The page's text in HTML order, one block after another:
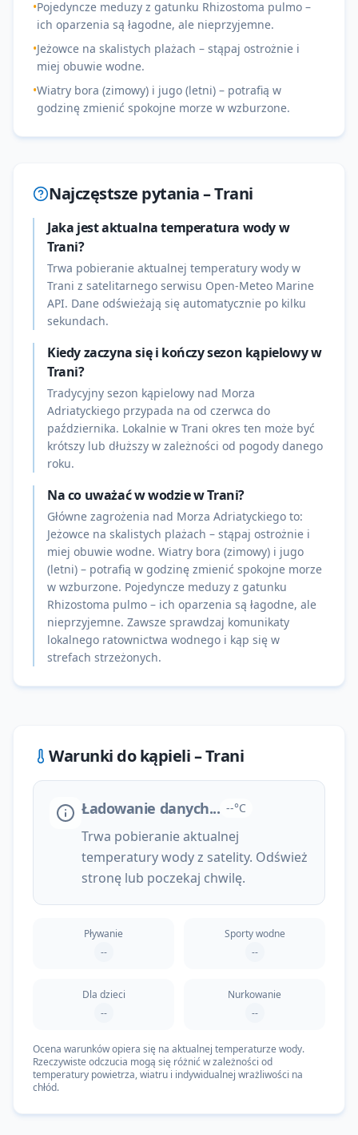
•Pojedyncze meduzy z gatunku Rhizostoma pulmo –
ich oparzenia są łagodne, ale nieprzyjemne.
•Jeżowce na skalistych plażach – stąpaj ostrożnie i
miej obuwie wodne.
•Wiatry bora (zimowy) i jugo (letni) – potrafią w
godzinę zmienić spokojne morze w wzburzone.
Najczęstsze pytania –Trani
Jaka jest aktualna temperatura wody w
Trani?
Trwa pobieranie aktualnej temperatury wody w
Trani z satelitarnego serwisu Open-Meteo Marine
API. Dane odświeżają się automatycznie po kilku
sekundach.
Kiedy zaczyna się i kończy sezon kąpielowy w
Trani?
Tradycyjny sezon kąpielowy nad Morza
Adriatyckiego przypada na od czerwca do
października. Lokalnie w Trani okres ten może być
krótszy lub dłuższy w zależności od pogody danego
roku.
Na co uważać w wodzie w Trani?
Główne zagrożenia nad Morza Adriatyckiego to:
Jeżowce na skalistych plażach – stąpaj ostrożnie i
miej obuwie wodne. Wiatry bora (zimowy) i jugo
(letni) – potrafią w godzinę zmienić spokojne morze
w wzburzone. Pojedyncze meduzy z gatunku
Rhizostoma pulmo – ich oparzenia są łagodne, ale
nieprzyjemne. Zawsze sprawdzaj komunikaty
lokalnego ratownictwa wodnego i kąp się w
strefach strzeżonych.
Warunki do kąpieli –Trani
Ładowanie danych... --°C
Trwa pobieranie aktualnej
temperatury wody z satelity. Odśwież
stronę lub poczekaj chwilę.
Pływanie
--
Sporty wodne
--
Dla dzieci
--
Nurkowanie
--
Ocena warunków opiera się na aktualnej temperaturze wody.
Rzeczywiste odczucia mogą się różnić w zależności od
temperatury powietrza, wiatru i indywidualnej wrażliwości na
chłód.